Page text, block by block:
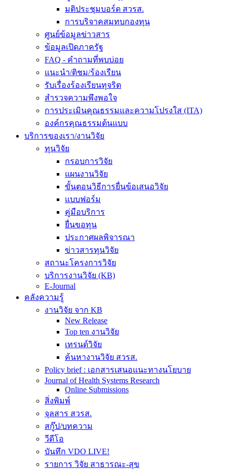
มติประชุมบอร์ด สวรส.
การบริจาคสมทบกองทุน
ศูนย์ข้อมูลข่าวสาร
ข้อมูลเปิดภาครัฐ
FAQ - คำถามที่พบบ่อย
แนะนำ/ติชม/ร้องเรียน
รับเรื่องร้องเรียนทุจริต
สำรวจความพึงพอใจ
การประเมินคุณธรรมและความโปรงใส (ITA)
องค์กรคุณธรรมต้นแบบ
บริการของเรา/งานวิจัย
ทุนวิจัย
กรอบการวิจัย
แผนงานวิจัย
ขั้นตอนวิธีการยื่นข้อเสนอวิจัย
แบบฟอร์ม
คู่มือบริการ
ยื่นขอทุน
ประกาศผลพิจารณา
ข่าวสารทุนวิจัย
สถานะโครงการวิจัย
บริการงานวิจัย (KB)
E-Journal
คลังความรู้
งานวิจัย จาก KB
New Release
Top ten งานวิจัย
เทรนด์วิจัย
ค้นหางานวิจัย สวรส.
Policy brief : เอกสารเสนอแนะทางนโยบาย
Journal of Health Systems Research
Online Submissions
สิ่งพิมพ์
จุลสาร สวรส.
สกู๊ป/บทความ
วีดีโอ
บันทึก VDO LIVE!
รายการ วิจัย สาธารณะ-สุข